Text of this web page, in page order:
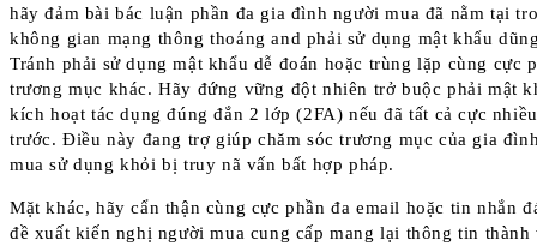
hãy đảm bài bác luận phần đa gia đình người mua đã nằm tại
không gian mạng thông thoáng and phải sử dụng mật khẩu
Tránh phải sử dụng mật khẩu dễ đoán hoặc trùng lặp cùng cực
trương mục khác. Hãy đứng vững đột nhiên trở buộc phải mật
kích hoạt tác dụng đúng đắn 2 lớp (2FA) nếu đã tất cả cực
trước. Điều này đang trợ giúp chăm sóc trương mục của gia
mua sử dụng khỏi bị truy nã vấn bất hợp pháp.
Mặt khác, hãy cẩn thận cùng cực phần đa email hoặc tin nhắn
đề xuất kiến nghị người mua cung cấp mang lại thông tin thành